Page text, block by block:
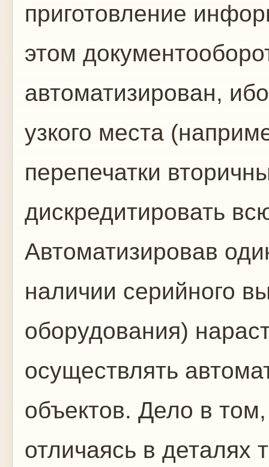
приготовление
этом
автоматизирован,
узкого места
перепечатки
дискредитировать
Автоматизировав
наличии серийного
оборудования)
осуществлять
объектов. Дело в
отличаясь в деталях